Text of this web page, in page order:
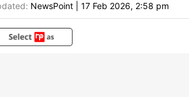
NewsPoint 17 Feb 2026, 2:58 pm